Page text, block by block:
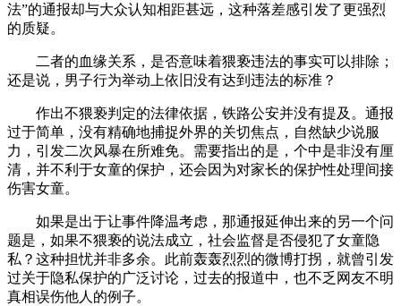
法”的通报却与大众认知相距甚远，这种落差感引发了更强烈
的质疑。
二者的血缘关系，是否意味着猥亵违法的事实可以排除；
还是说，男子行为举动上依旧没有达到违法的标准？
作出不猥亵判定的法律依据，铁路公安并没有提及。通报
过于简单，没有精确地捕捉外界的关切焦点，自然缺少说服
力，引发二次风暴在所难免。需要指出的是，个中是非没有厘
清，并不利于女童的保护，还会因为对家长的保护性处理间接
伤害女童。
如果是出于让事件降温考虑，那通报延伸出来的另一个问
题是，如果不猥亵的说法成立，社会监督是否侵犯了女童隐
私？这种担忧并非多余。此前轰轰烈烈的微博打拐，就曾引发
过关于隐私保护的广泛讨论，过去的报道中，也不乏网友不明
真相误伤他人的例子。